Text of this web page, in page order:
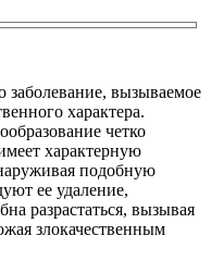
вызываемое
характера.
четко
характерную
подобную
ее удаление,
разрастаться, вызывая
злокачественным